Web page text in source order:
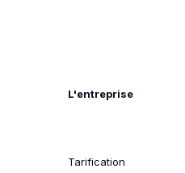
L'entreprise
Tarification